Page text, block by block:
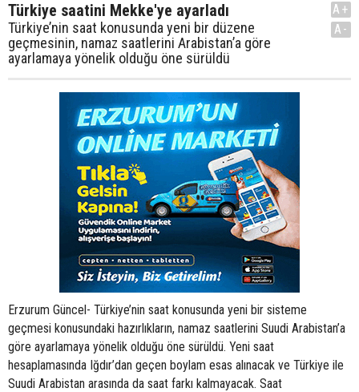
Türkiye saatini Mekke'ye ayarladı
Türkiye’nin saat konusunda yeni bir düzene
geçmesinin, namaz saatlerini Arabistan’a göre
ayarlamaya yönelik olduğu öne sürüldü
A+
A-
Erzurum Güncel- Türkiye’nin saat konusunda yeni bir sisteme
geçmesi konusundaki hazırlıkların, namaz saatlerini Suudi Arabistan’a
göre ayarlamaya yönelik olduğu öne sürüldü. Yeni saat
hesaplamasında Iğdır’dan geçen boylam esas alınacak ve Türkiye ile
Suudi Arabistan arasında da saat farkı kalmayacak. Saat